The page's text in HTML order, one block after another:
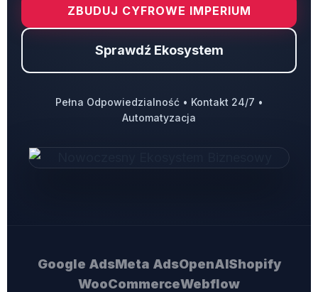
ZBUDUJ CYFROWE IMPERIUM
Sprawdź Ekosystem
Pełna Odpowiedzialność • Kontakt 24/7 •
Automatyzacja
Google AdsMeta AdsOpenAIShopify
WooCommerceWebflow